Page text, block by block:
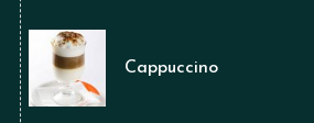
Cappuccino